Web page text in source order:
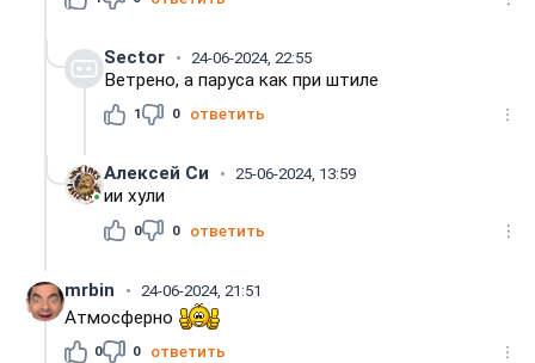
Sector 24-06-2024, 22:55
Ветрено, а паруса как при штиле
1 0 ответить
Алексей Си 25-06-2024, 13:59
ии хули
0 0 ответить
mrbin 24-06-2024, 21:51
Атмосферно
0 0 ответить